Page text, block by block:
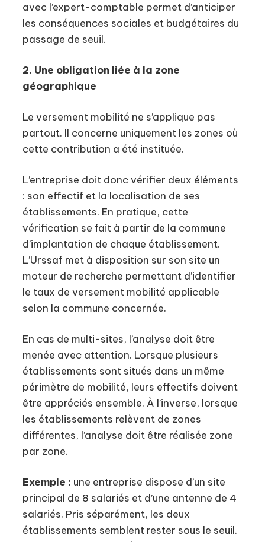
avec l’expert-comptable permet d’anticiper
les conséquences sociales et budgétaires du
passage de seuil.
2. Une obligation liée à la zone
géographique
Le versement mobilité ne s’applique pas
partout. Il concerne uniquement les zones où
cette contribution a été instituée.
L’entreprise doit donc vérifier deux éléments
: son effectif et la localisation de ses
établissements. En pratique, cette
vérification se fait à partir de la commune
d’implantation de chaque établissement.
L’Urssaf met à disposition sur son site un
moteur de recherche permettant d’identifier
le taux de versement mobilité applicable
selon la commune concernée.
En cas de multi-sites, l’analyse doit être
menée avec attention. Lorsque plusieurs
établissements sont situés dans un même
périmètre de mobilité, leurs effectifs doivent
être appréciés ensemble. À l’inverse, lorsque
les établissements relèvent de zones
différentes, l’analyse doit être réalisée zone
par zone.
Exemple : une entreprise dispose d’un site
principal de 8 salariés et d’une antenne de 4
salariés. Pris séparément, les deux
établissements semblent rester sous le seuil.